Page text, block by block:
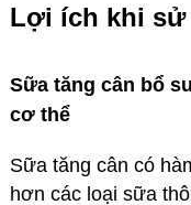
Lợi ích khi
Sữa tăng cân bổ
cơ thể
Sữa tăng cân có
hơn các loại sữa